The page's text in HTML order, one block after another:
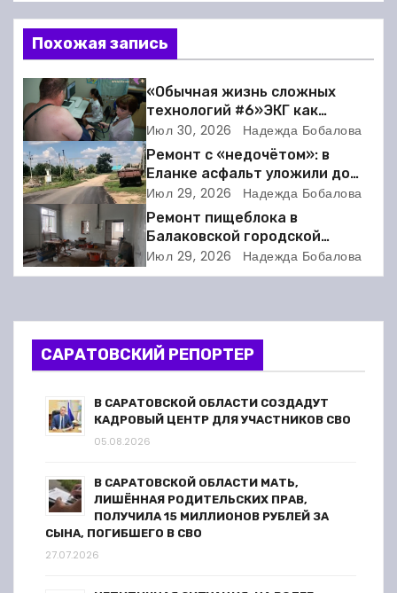
в
и
а
ц
и
я
п
о
Похожая запись
«Обычная жизнь сложных
технологий #6»ЭКГ как
искусство: когда ритм жизни
требует расшифровки
Июл 30, 2026 Надежда Бобалова
Ремонт с «недочётом»: в
Еланке асфальт уложили до
школы, но не дошли 30 метров
Июл 29, 2026 Надежда Бобалова
Ремонт пищеблока в
Балаковской городской
клинической больнице
выходит на финишную прямую
Июл 29, 2026 Надежда Бобалова
САРАТОВСКИЙ РЕПОРТЕР
В САРАТОВСКОЙ ОБЛАСТИ СОЗДАДУТ
КАДРОВЫЙ ЦЕНТР ДЛЯ УЧАСТНИКОВ СВО
05.08.2026
В САРАТОВСКОЙ ОБЛАСТИ МАТЬ,
ЛИШЁННАЯ РОДИТЕЛЬСКИХ ПРАВ,
ПОЛУЧИЛА 15 МИЛЛИОНОВ РУБЛЕЙ ЗА
СЫНА, ПОГИБШЕГО В СВО
27.07.2026